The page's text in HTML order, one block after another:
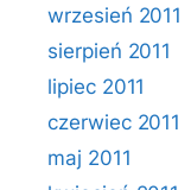
wrzesień 2011
sierpień 2011
lipiec 2011
czerwiec 2011
maj 2011